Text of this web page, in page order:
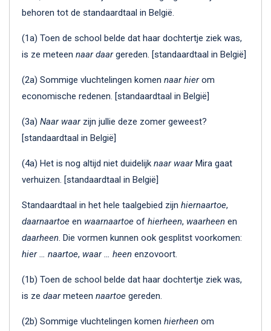
behoren tot de standaardtaal in België.
(1a) Toen de school belde dat haar dochtertje ziek was,
is ze meteen naar daargereden. [standaardtaal in België]
(2a) Sommige vluchtelingen komen naar hierom
economische redenen. [standaardtaal in België]
(3a) Naar waarzijn jullie deze zomer geweest?
[standaardtaal in België]
(4a) Het is nog altijd niet duidelijk naar waarMira gaat
verhuizen. [standaardtaal in België]
Standaardtaal in het hele taalgebied zijn hiernaartoe,
daarnaartoe en waarnaartoe of hierheen, waarheen en
daarheen. Die vormen kunnen ook gesplitst voorkomen:
hier … naartoe, waar … heen enzovoort.
(1b) Toen de school belde dat haar dochtertje ziek was,
is ze daarmeteen naartoe gereden.
(2b) Sommige vluchtelingen komen hierheen om